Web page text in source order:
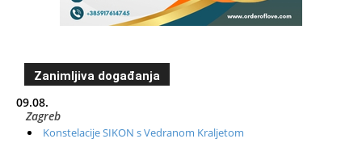
Zanimljiva događanja
09.08.
Zagreb
Konstelacije SIKON s Vedranom Kraljetom